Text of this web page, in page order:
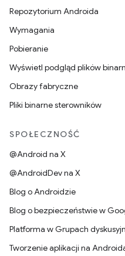
Repozytorium Androida
Wymagania
Pobieranie
Wyświetl podgląd plików
Obrazy fabryczne
Pliki binarne sterowników
SPOŁECZNOŚĆ
@Android na X
@AndroidDev na X
Blog o Androidzie
Blog o bezpieczeństwie w
Platforma w Grupach
Tworzenie aplikacji na